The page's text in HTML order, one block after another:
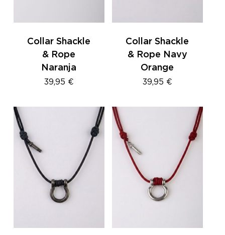
No hay productos en el
carrito.
GO TO SHOP
Collar Shackle
& Rope
Naranja
39,95 €
Collar Shackle
& Rope Navy
Orange
39,95 €